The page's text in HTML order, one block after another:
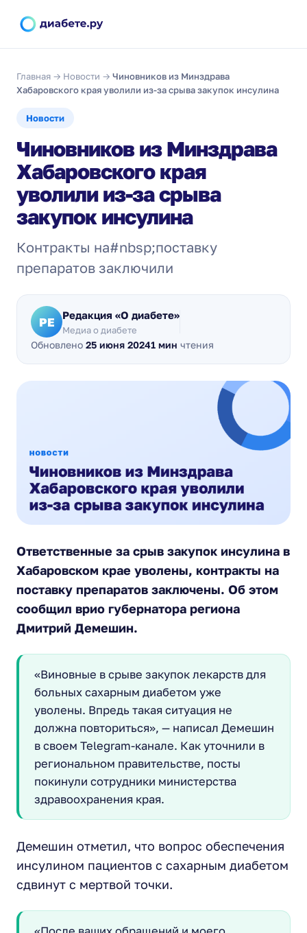
Главная → Новости → Чиновников из Минздрава
Хабаровского края уволили из-за срыва закупок инсулина
Новости
Чиновников из Минздрава
Хабаровского края
уволили из-за срыва
закупок инсулина
Контракты на#nbsp;поставку
препаратов заключили
РЕ Редакция «О диабете»
Медиа о диабете
Обновлено 25 июня 20241 мин чтения
Ответственные за срыв закупок инсулина в
Хабаровском крае уволены, контракты на
поставку препаратов заключены. Об этом
сообщил врио губернатора региона
Дмитрий Демешин.
«Виновные в срыве закупок лекарств для
больных сахарным диабетом уже
уволены. Впредь такая ситуация не
должна повториться», — написал Демешин
в своем Telegram-канале. Как уточнили в
региональном правительстве, посты
покинули сотрудники министерства
здравоохранения края.
Демешин отметил, что вопрос обеспечения
инсулином пациентов с сахарным диабетом
сдвинут с мертвой точки.